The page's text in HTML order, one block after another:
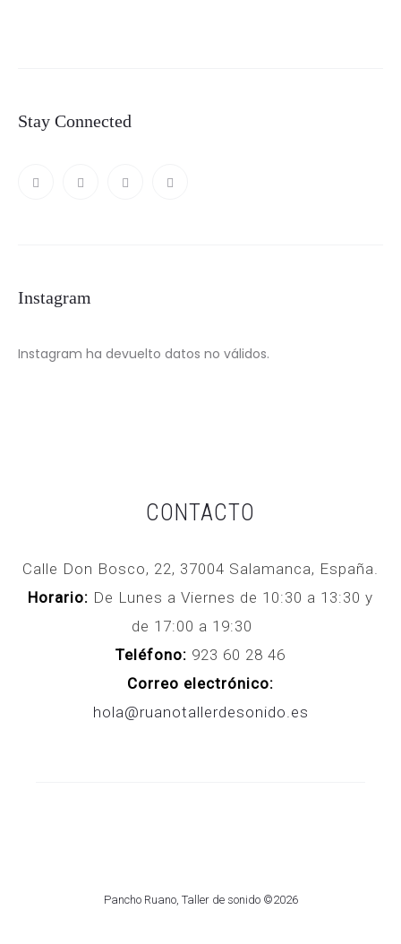
Stay Connected
Instagram
Instagram ha devuelto datos no válidos.
CONTACTO
Calle Don Bosco, 22, 37004 Salamanca, España.
Horario: De Lunes a Viernes de 10:30 a 13:30 y
de 17:00 a 19:30
Teléfono: 923 60 28 46
Correo electrónico:
hola@ruanotallerdesonido.es
Pancho Ruano, Taller de sonido ©2026